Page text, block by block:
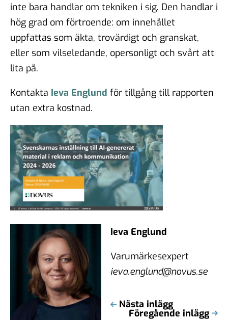
inte bara handlar om tekniken i sig. Den handlar i
hög grad om förtroende: om innehållet
uppfattas som äkta, trovärdigt och granskat,
eller som vilseledande, opersonligt och svårt att
lita på.
Kontakta Ieva Englund för tillgång till rapporten
utan extra kostnad.
Ieva Englund
Varumärkesexpert
ieva.englund@novus.se
Nästa inlägg
Föregående inlägg